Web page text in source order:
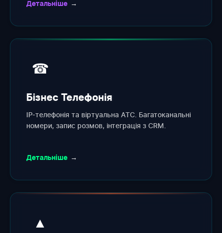
Детальніше →
☎
Бізнес Телефонія
IP-телефонія та віртуальна АТС. Багатоканальні
номери, запис розмов, інтеграція з CRM.
Детальніше →
▲